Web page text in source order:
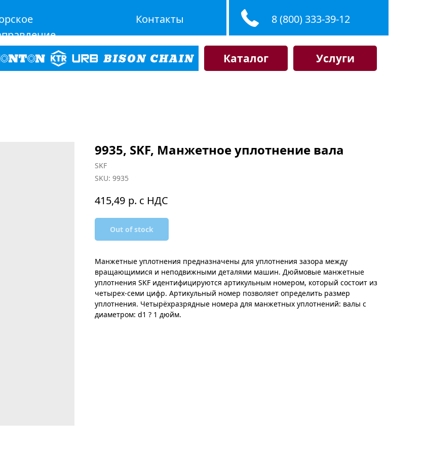
Контакты 8 (800) 333-39-12
Каталог Услуги
9935, SKF, Манжетное уплотнение вала
SKF
SKU: 9935
415,49 р. с НДС
Out of stock
Манжетные уплотнения предназначены для уплотнения зазора между
вращающимися и неподвижными деталями машин. Дюймовые манжетные
уплотнения SKF идентифицируются артикульным номером, который состоит из
четырех-семи цифр. Артикульный номер позволяет определить размер
уплотнения. Четырёхразрядные номера для манжетных уплотнений: валы с
диаметром: d1 ? 1 дюйм.